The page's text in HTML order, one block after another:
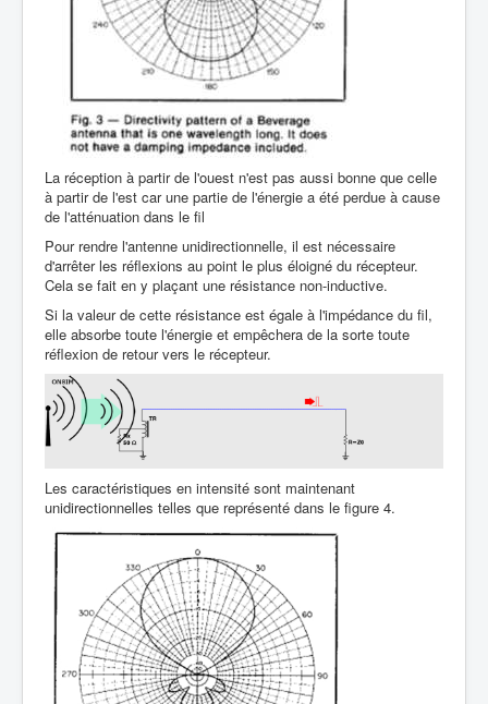
La réception à partir de l'ouest n'est pas aussi bonne que celle
à partir de l'est car une partie de l'énergie a été perdue à cause
de l'atténuation dans le fil
Pour rendre l'antenne unidirectionnelle, il est nécessaire
d'arrêter les réflexions au point le plus éloigné du récepteur.
Cela se fait en y plaçant une résistance non-inductive.
Si la valeur de cette résistance est égale à l'impédance du fil,
elle absorbe toute l'énergie et empêchera de la sorte toute
réflexion de retour vers le récepteur.
Les caractéristiques en intensité sont maintenant
unidirectionnelles telles que représenté dans le figure 4.